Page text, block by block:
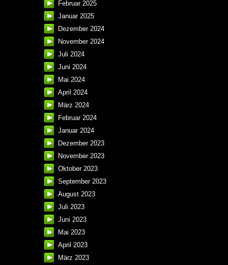
Februar 2025
Januar 2025
Dezember 2024
November 2024
Juli 2024
Juni 2024
Mai 2024
April 2024
März 2024
Februar 2024
Januar 2024
Dezember 2023
November 2023
Oktober 2023
September 2023
August 2023
Juli 2023
Juni 2023
Mai 2023
April 2023
März 2023